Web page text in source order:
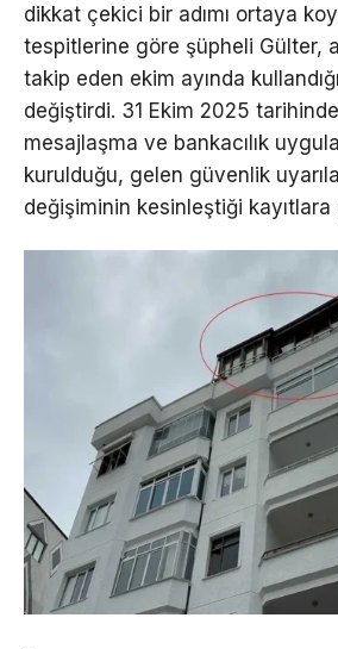
dikkat çekici bir adımı ortaya
tespitlerine göre şüpheli Gülter,
takip eden ekim ayında
değiştirdi. 31 Ekim 2025
mesajlaşma ve bankacılık
kurulduğu, gelen güvenlik
değişiminin kesinleştiği kayıtlara